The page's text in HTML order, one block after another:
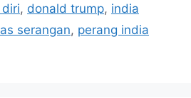
, donald trump, india
serangan, perang india